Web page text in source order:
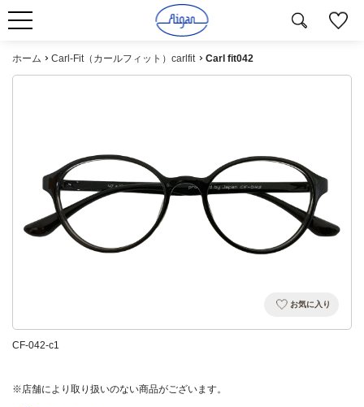
ホーム Carl-Fit（カールフィット）carlfit Carl fit042
お気に入り
CF-042-c1
※店舗により取り扱いのない商品がございます。